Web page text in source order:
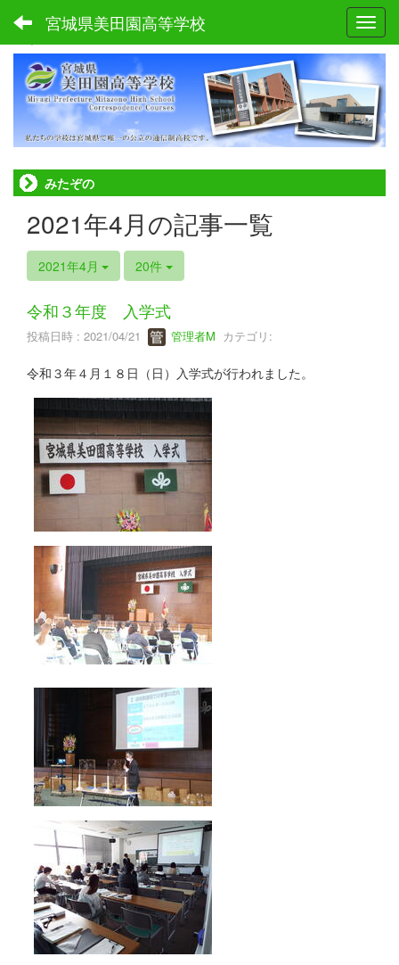
宮城県美田園高等学校
みたぞの
2021年4月の記事一覧
2021年4月 20件
令和３年度 入学式
投稿日時 : 2021/04/21 管理者M カテゴリ:
令和３年４月１８日（日）入学式が行われました。